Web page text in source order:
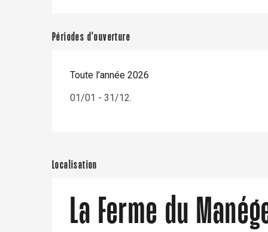
Périodes d'ouverture
Toute l'année 2026
01/01 - 31/12.
Localisation
La Ferme du